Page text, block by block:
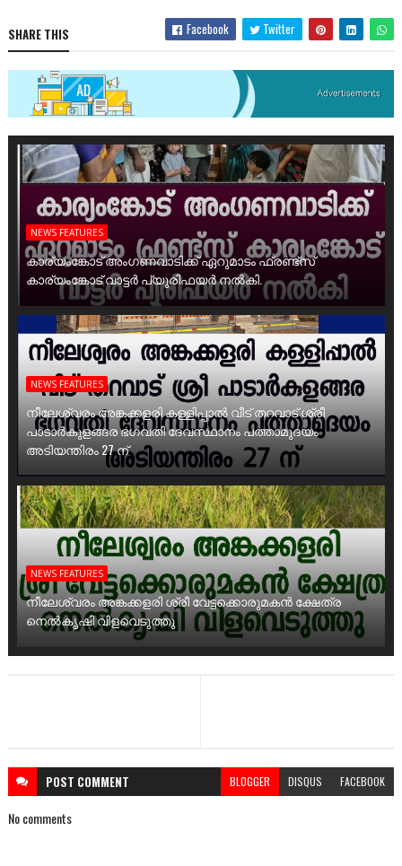
SHARE THIS Facebook Twitter
NEWS FEATURES
കാര്യംങ്കോട് അംഗണവാടിക്ക് ഏറുമാടം ഫ്രണ്ട്സ്
കാര്യംങ്കോട് വാട്ടർ പ്യൂരിഫയർ നൽകി.
NEWS FEATURES
നീലേശ്വരം അങ്കക്കളരി കള്ളിപ്പാൽ വീട് തറവാട് ശ്രീ
പാടാർകുളങ്ങര ഭഗവതി ദേവസ്ഥാനം പത്താമുദയം
അടിയന്തിരം 27 ന്
NEWS FEATURES
നീലേശ്വരം അങ്കക്കളരി ശ്രീ വേട്ടക്കൊരുമകൻ ക്ഷേത്ര
നെൽകൃഷി വിളവെടുത്തു
POST COMMENT BLOGGER DISQUS FACEBOOK
No comments